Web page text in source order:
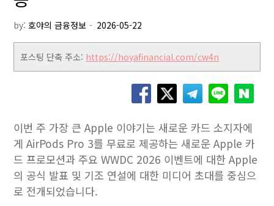
by:호야의 금융정보
포스팅 단축 주소: https://hoyafinancial.com/cw4n
이번 주 가장 큰 Apple 이야기는 새로운 카드 소지자에
게 AirPods Pro 3를 무료로 제공하는 새로운 Apple 카
드 프로모션과 주요 WWDC 2026 이벤트에 대한 Apple
의 공식 발표 및 기조 연설에 대한 미디어 초대를 중심으
로 전개되었습니다.